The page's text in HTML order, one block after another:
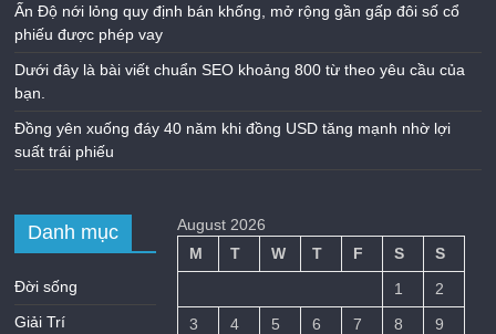
Ấn Độ nới lỏng quy định bán khống, mở rộng gần gấp đôi số cổ
phiếu được phép vay
Dưới đây là bài viết chuẩn SEO khoảng 800 từ theo yêu cầu của
bạn.
Đồng yên xuống đáy 40 năm khi đồng USD tăng mạnh nhờ lợi
suất trái phiếu
Danh mục
Đời sống
Giải Trí
August 2026
M
T W T F S
S
1
2
3
4 5 6 7 8
9